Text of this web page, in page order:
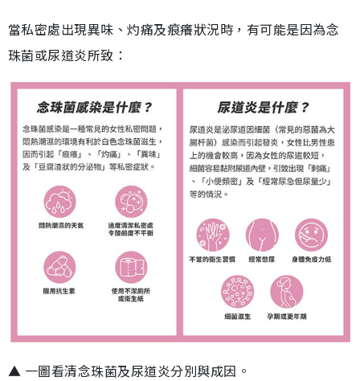
當私密處出現異味、灼痛及痕癢狀況時，有可能是因為念
珠菌或尿道炎所致：
▲ 一圖看清念珠菌及尿道炎分別與成因。